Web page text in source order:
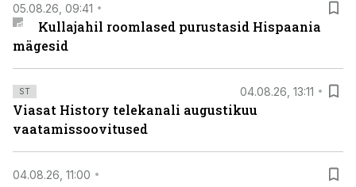
05.08.26, 09:41
Kullajahil roomlased purustasid Hispaania
mägesid
ST 04.08.26, 13:11
Viasat History telekanali augustikuu
vaatamissoovitused
04.08.26, 11:00